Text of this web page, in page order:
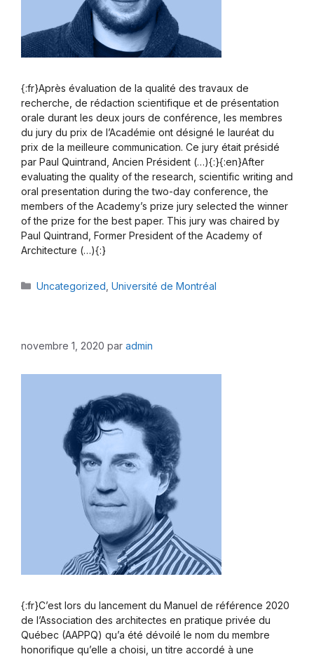
{:fr}Après évaluation de la qualité des travaux de
recherche, de rédaction scientifique et de présentation
orale durant les deux jours de conférence, les membres
du jury du prix de l’Académie ont désigné le lauréat du
prix de la meilleure communication. Ce jury était présidé
par Paul Quintrand, Ancien Président (…){:}{:en}After
evaluating the quality of the research, scientific writing and
oral presentation during the two-day conference, the
members of the Academy’s prize jury selected the winner
of the prize for the best paper. This jury was chaired by
Paul Quintrand, Former President of the Academy of
Architecture (…){:}
Catégories
Uncategorized ,Université de Montréal
novembre 1, 2020 par admin
{:fr}C’est lors du lancement du Manuel de référence 2020
de l’Association des architectes en pratique privée du
Québec (AAPPQ) qu’a été dévoilé le nom du membre
honorifique qu’elle a choisi, un titre accordé à une